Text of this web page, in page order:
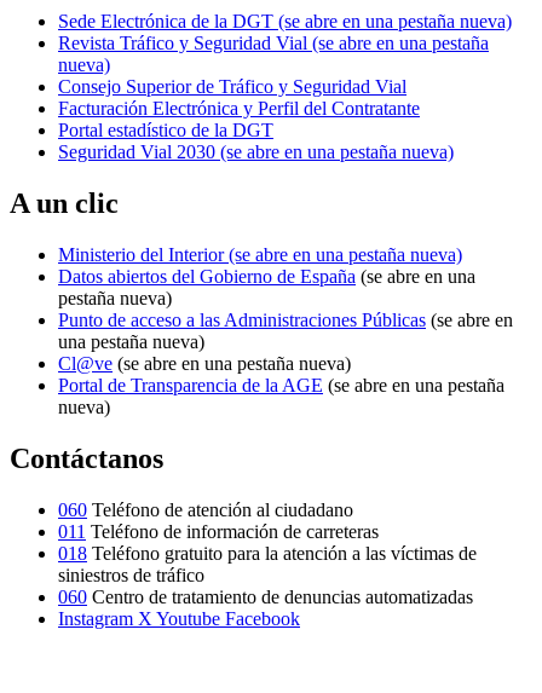
Sede Electrónica de la DGT (se abre en una pestaña nueva)
Revista Tráfico y Seguridad Vial (se abre en una pestaña
nueva)
Consejo Superior de Tráfico y Seguridad Vial
Facturación Electrónica y Perfil del Contratante
Portal estadístico de la DGT
Seguridad Vial 2030 (se abre en una pestaña nueva)
A un clic
Ministerio del Interior(se abre en una pestaña nueva)
Datos abiertos del Gobierno de España (se abre en una
pestaña nueva)
Punto de acceso a las Administraciones Públicas (se abre en
una pestaña nueva)
Cl@ve (se abre en una pestaña nueva)
Portal de Transparencia de la AGE (se abre en una pestaña
nueva)
Contáctanos
060 Teléfono de atención al ciudadano
011 Teléfono de información de carreteras
018 Teléfono gratuito para la atención a las víctimas de
siniestros de tráfico
060 Centro de tratamiento de denuncias automatizadas
Instagram X Youtube Facebook